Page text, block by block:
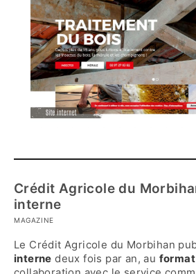
Crédit Agricole du
interne
MAGAZINE
Le Crédit Agricole du Morbihan
interne deux fois par an, au